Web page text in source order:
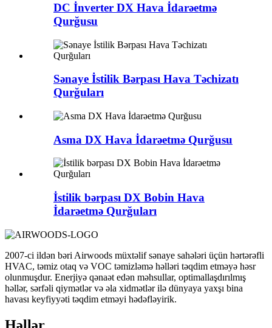
DC İnverter DX Hava İdarəetmə
Qurğusu
Sənaye İstilik Bərpası Hava Təchizatı
Qurğuları
Asma DX Hava İdarəetmə Qurğusu
İstilik bərpası DX Bobin Hava
İdarəetmə Qurğuları
2007-ci ildən bəri Airwoods müxtəlif sənaye sahələri üçün hərtərəfli
HVAC, təmiz otaq və VOC təmizləmə həlləri təqdim etməyə həsr
olunmuşdur. Enerjiyə qənaət edən məhsullar, optimallaşdırılmış
həllər, sərfəli qiymətlər və əla xidmətlər ilə dünyaya yaxşı bina
havası keyfiyyəti təqdim etməyi hədəfləyirik.
Həllər